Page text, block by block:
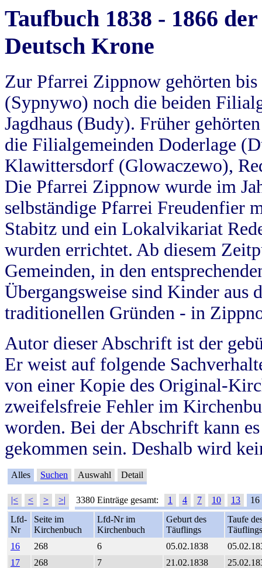
Taufbuch 1838 - 1866
Deutsch Krone
Zur Pfarrei Zippnow gehörten
(Sypnywo) noch die beiden
Jagdhaus (Budy). Früher
die Filialgemeinden Doderlage
Klawittersdorf (Glowaczewo),
Die Pfarrei Zippnow wurde im
selbständige Pfarrei Freudenfier
Stabitz und ein Lokalvikariat
wurden errichtet. Ab diesem
Gemeinden, in den
Übergangsweise sind Kinder aus
traditionellen Gründen - in
Autor dieser Abschrift ist der
Er weist auf folgende
von einer Kopie des Original-
zweifelsfreie Fehler im
worden. Bei der Abschrift kann
gekommen sein. Deshalb wird
Alles Suchen Auswahl Detail
|< < > >| 3380 Einträge gesamt: 1 4 7 10 13
16
Lfd-
Nr
Seite im
Kirchenbuch
Lfd-Nr im
Kirchenbuch
Geburt des
Täuflings
Taufe
Täuflings
16
268 6 05.02.1838
17
268 7 21.02.1838